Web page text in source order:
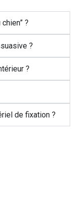
?
?
?
de fixation ?